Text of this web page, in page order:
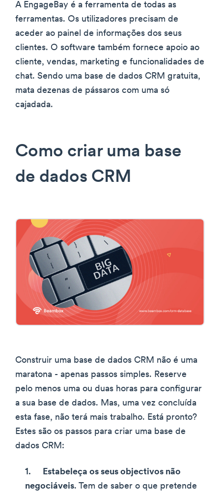
A EngageBay é a ferramenta de todas as
ferramentas. Os utilizadores precisam de
aceder ao painel de informações dos seus
clientes. O software também fornece apoio ao
cliente, vendas, marketing e funcionalidades de
chat. Sendo uma base de dados CRM gratuita,
mata dezenas de pássaros com uma só
cajadada.
Como criar uma base
de dados CRM
Construir uma base de dados CRM não é uma
maratona - apenas passos simples. Reserve
pelo menos uma ou duas horas para configurar
a sua base de dados. Mas, uma vez concluída
esta fase, não terá mais trabalho. Está pronto?
Estes são os passos para criar uma base de
dados CRM:
Estabeleça os seus objectivos não
negociáveis. Tem de saber o que pretende